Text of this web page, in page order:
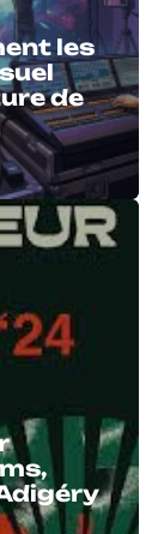
les
de